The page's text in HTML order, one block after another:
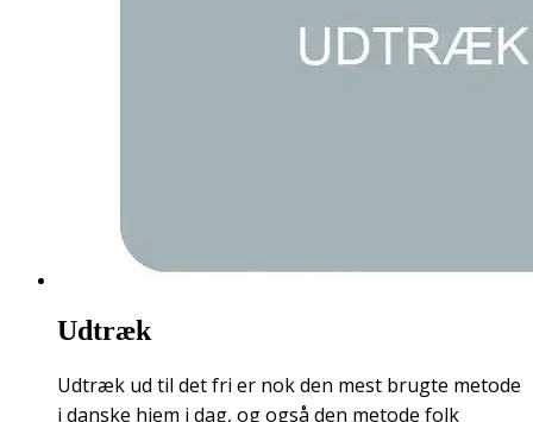
Udtræk
Udtræk ud til det fri er nok den mest brugte metode
i danske hjem i dag, og også den metode folk